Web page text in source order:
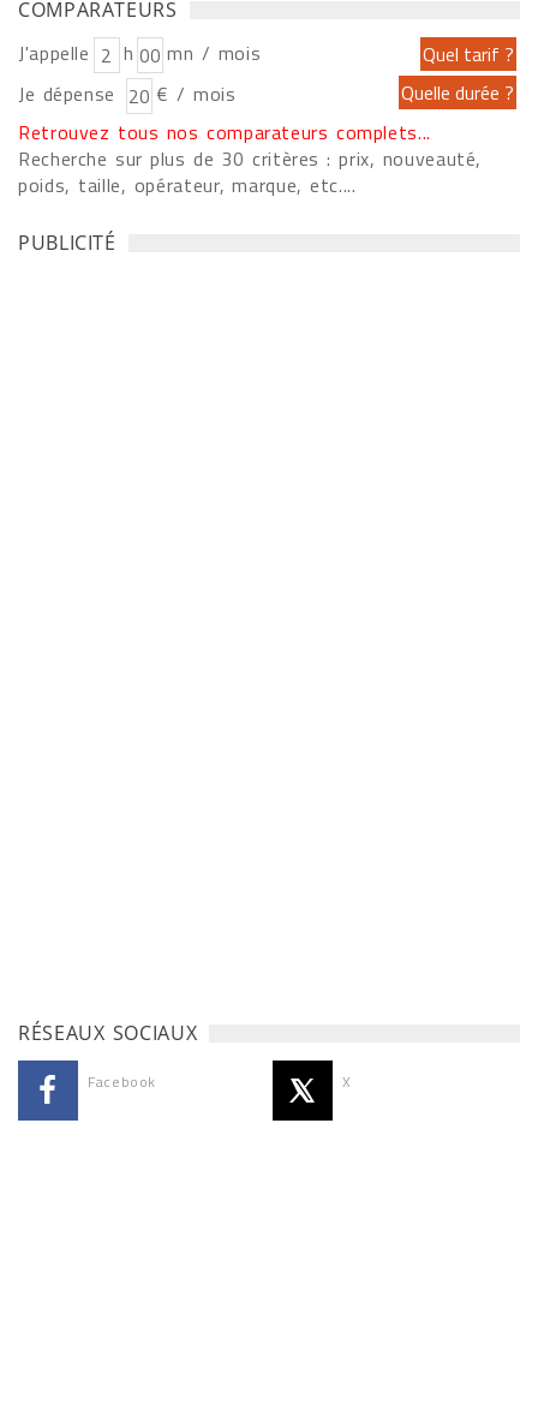
COMPARATEURS
J'appelle h
mn / mois
Je dépense
€ / mois
Retrouvez tous nos comparateurs complets...
Recherche sur plus de 30 critères : prix, nouveauté,
poids, taille, opérateur, marque, etc....
PUBLICITÉ
RÉSEAUX SOCIAUX
Facebook X